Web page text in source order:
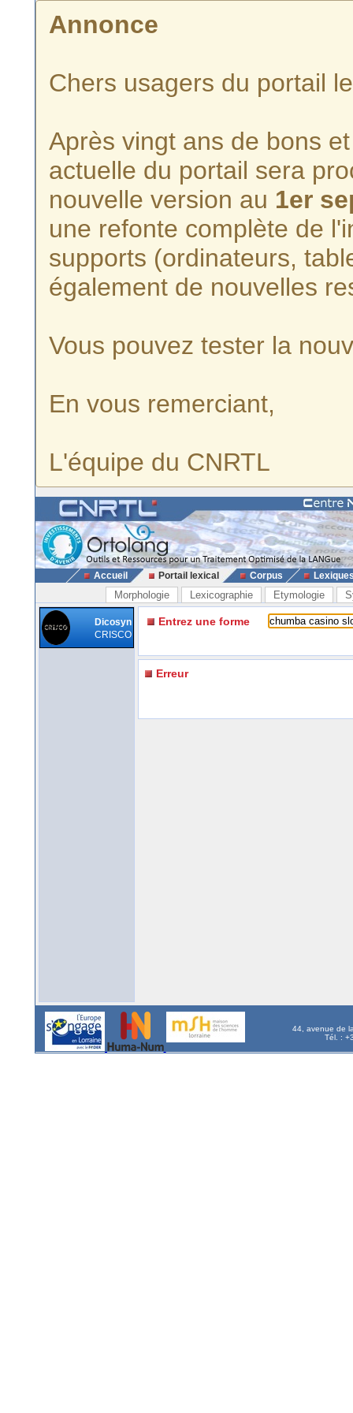
Annonce
Chers usagers du portail
Après vingt ans de bons
actuelle du portail sera
nouvelle version au 1er
une refonte complète de
supports (ordinateurs,
également de nouvelles
Vous pouvez tester la
En vous remerciant,
L'équipe du CNRTL
Accueil Portail lexical Corpus
Morphologie Lexicographie Etymologie
Dicosyn
CRISCO
Entrez une forme
Erreur
44, avenue de
Tél. :